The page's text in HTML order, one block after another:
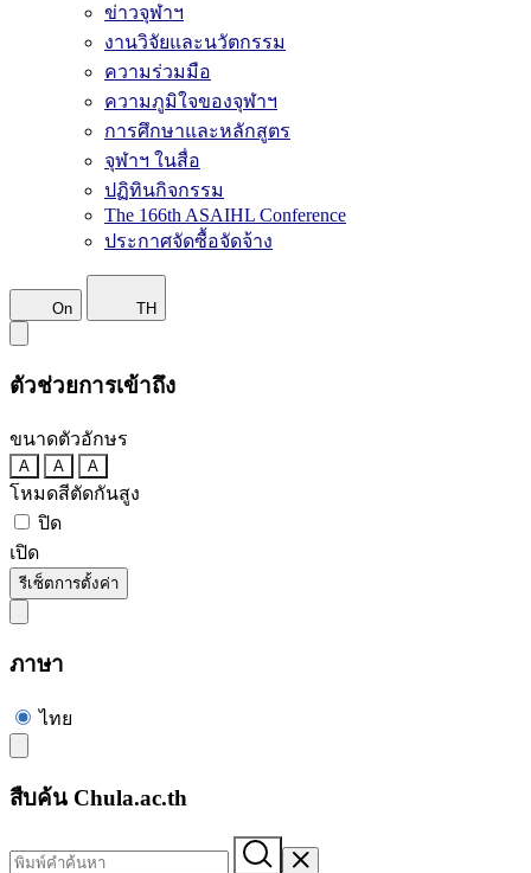
ข่าวจุฬาฯ
งานวิจัยและนวัตกรรม
ความร่วมมือ
ความภูมิใจของจุฬาฯ
การศึกษาและหลักสูตร
จุฬาฯ ในสื่อ
ปฏิทินกิจกรรม
The 166th ASAIHL Conference
ประกาศจัดซื้อจัดจ้าง
On TH
ตัวช่วยการเข้าถึง
ขนาดตัวอักษร
A A A
โหมดสีตัดกันสูง
ปิด
เปิด
รีเซ็ตการตั้งค่า
ภาษา
ไทย
สืบค้น Chula.ac.th